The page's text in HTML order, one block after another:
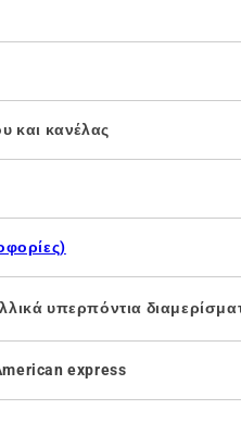
και κανέλας
υπερπόντια
express